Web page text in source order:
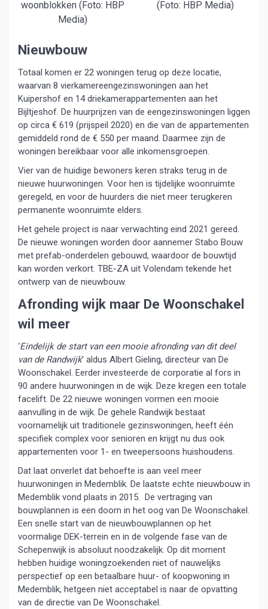
woonblokken (Foto: HBP
Media)
(Foto: HBP Media)
Nieuwbouw
Totaal komen er 22 woningen terug op deze locatie,
waarvan 8 vierkamereengezinswoningen aan het
Kuipershof en 14 driekamerappartementen aan het
Bijltjeshof. De huurprijzen van de eengezinswoningen liggen
op circa € 619 (prijspeil 2020) en die van de appartementen
gemiddeld rond de € 550 per maand. Daarmee zijn de
woningen bereikbaar voor alle inkomensgroepen.
Vier van de huidige bewoners keren straks terug in de
nieuwe huurwoningen. Voor hen is tijdelijke woonruimte
geregeld, en voor de huurders die niet meer terugkeren
permanente woonruimte elders.
Het gehele project is naar verwachting eind 2021 gereed.
De nieuwe woningen worden door aannemer Stabo Bouw
met prefab-onderdelen gebouwd, waardoor de bouwtijd
kan worden verkort. TBE-ZA uit Volendam tekende het
ontwerp van de nieuwbouw.
Afronding wijk maar De Woonschakel
wil meer
‘Eindelijk de start van een mooie afronding van dit deel
van de Randwijk’ aldus Albert Gieling, directeur van De
Woonschakel. Eerder investeerde de corporatie al fors in
90 andere huurwoningen in de wijk. Deze kregen een totale
facelift. De 22 nieuwe woningen vormen een mooie
aanvulling in de wijk. De gehele Randwijk bestaat
voornamelijk uit traditionele gezinswoningen, heeft één
specifiek complex voor senioren en krijgt nu dus ook
appartementen voor 1- en tweepersoons huishoudens.
Dat laat onverlet dat behoefte is aan veel meer
huurwoningen in Medemblik. De laatste echte nieuwbouw in
Medemblik vond plaats in 2015. De vertraging van
bouwplannen is een doorn in het oog van De Woonschakel.
Een snelle start van de nieuwbouwplannen op het
voormalige DEK-terrein en in de volgende fase van de
Schepenwijk is absoluut noodzakelijk. Op dit moment
hebben huidige woningzoekenden niet of nauwelijks
perspectief op een betaalbare huur- of koopwoning in
Medemblik, hetgeen niet acceptabel is naar de opvatting
van de directie van De Woonschakel.